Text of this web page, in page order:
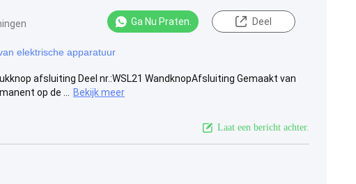
Ga Nu Praten. Deel
elektrische apparatuur
afsluiting Deel nr.:WSL21 WandknopAfsluiting Gemaakt van
op de ...
Bekijk meer
Laat een bericht achter.